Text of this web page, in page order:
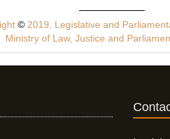
© 2019, Legislative and
Ministry of Law, Justice and